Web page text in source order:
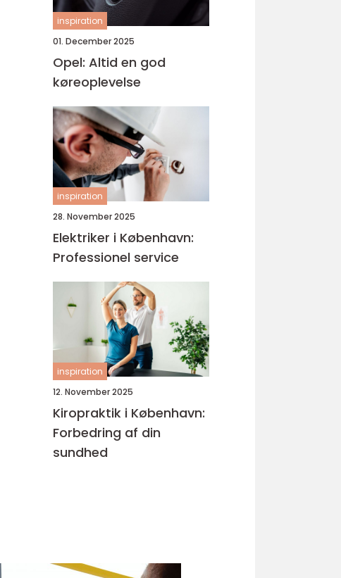
inspiration
01. December 2025
Opel: Altid en god
køreoplevelse
inspiration
28. November 2025
Elektriker i København:
Professionel service
inspiration
12. November 2025
Kiropraktik i København:
Forbedring af din
sundhed